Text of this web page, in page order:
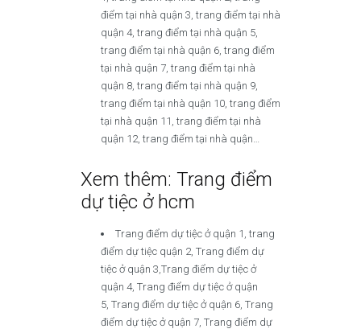
điểm tại nhà quận 3, trang điểm tại nhà
quận 4, trang điểm tại nhà quận 5,
trang điểm tại nhà quận 6, trang điểm
tại nhà quận 7, trang điểm tại nhà
quận 8, trang điểm tại nhà quận 9,
trang điểm tại nhà quận 10, trang điểm
tại nhà quận 11, trang điểm tại nhà
quận 12, trang điểm tại nhà quận…
Xem thêm: Trang điểm
dự tiệc ở hcm
Trang điểm dự tiệc ở quận 1, trang
điểm dự tiệc quận 2, Trang điểm dự
tiệc ở quận 3,Trang điểm dự tiệc ở
quận 4, Trang điểm dự tiệc ở quận
5, Trang điểm dự tiệc ở quận 6, Trang
điểm dự tiệc ở quận 7, Trang điểm dự